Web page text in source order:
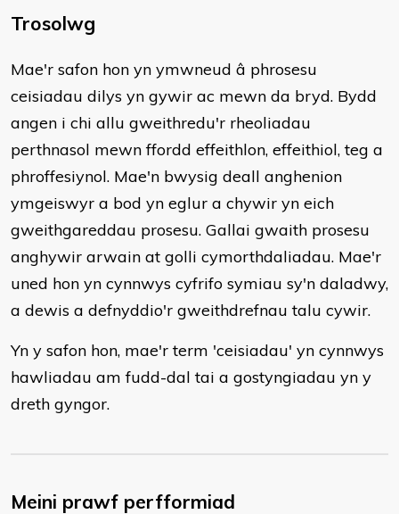
Trosolwg
​Mae'r safon hon yn ymwneud â phrosesu
ceisiadau dilys yn gywir ac mewn da bryd. Bydd
angen i chi allu gweithredu'r rheoliadau
perthnasol mewn ffordd effeithlon, effeithiol, teg a
phroffesiynol. Mae'n bwysig deall anghenion
ymgeiswyr a bod yn eglur a chywir yn eich
gweithgareddau prosesu. Gallai gwaith prosesu
anghywir arwain at golli cymorthdaliadau. Mae'r
uned hon yn cynnwys cyfrifo symiau sy'n daladwy,
a dewis a defnyddio'r gweithdrefnau talu cywir.
Yn y safon hon, mae'r term 'ceisiadau' yn cynnwys
hawliadau am fudd-dal tai a gostyngiadau yn y
dreth gyngor.
Meini prawf perfformiad